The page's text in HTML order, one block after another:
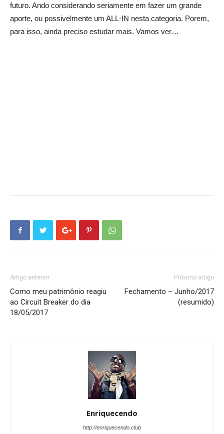
futuro. Ando considerando seriamente em fazer um grande
aporte, ou possivelmente um ALL-IN nesta categoria. Porem,
para isso, ainda preciso estudar mais. Vamos ver…
Artigo anterior
Como meu patrimônio reagiu
ao Circuit Breaker do dia
18/05/2017
Próximo artigo
Fechamento – Junho/2017
(resumido)
Enriquecendo
http://enriquecendo.club